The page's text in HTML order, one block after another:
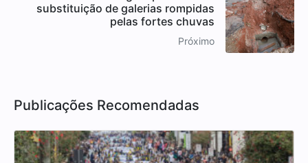
substituição de galerias rompidas
pelas fortes chuvas
Próximo
Publicações Recomendadas